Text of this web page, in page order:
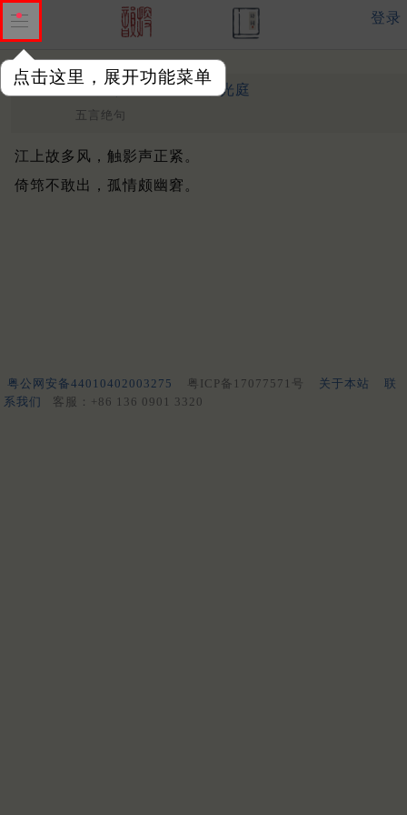
点击这里，展开功能菜单
登录
山风多厉 其一 清 · 李光庭
五言绝句
江上故多风，触影声正紧。
倚筇不敢出，孤情颇幽窘。
粤公网安备44010402003275 粤ICP备17077571号 关于本站
联
系我们
客服：+86 136 0901 3320